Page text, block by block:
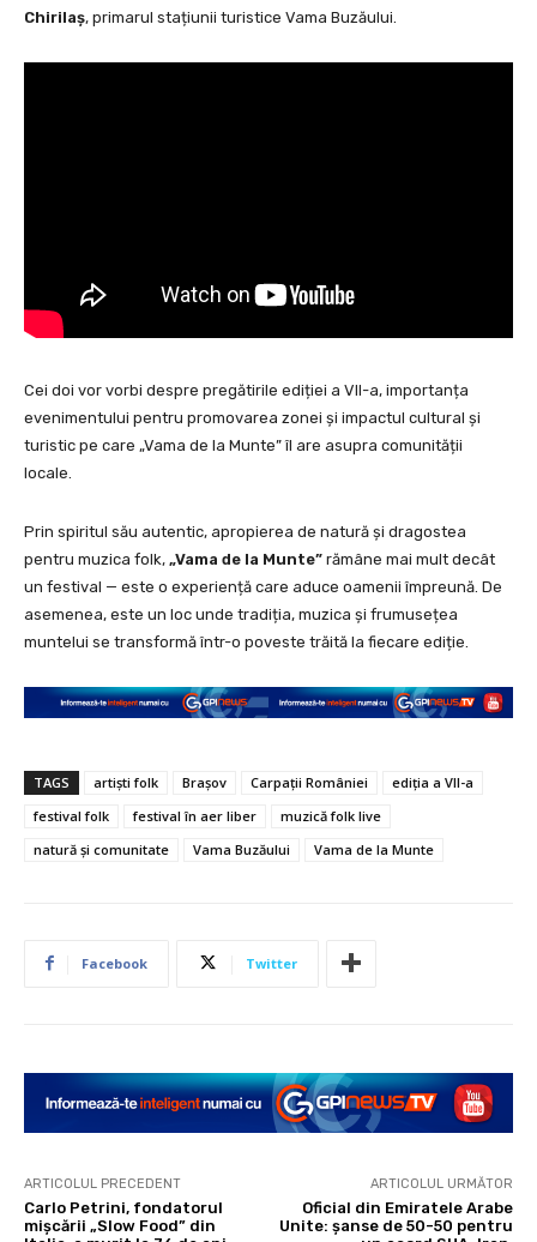
Chirilaș, primarul stațiunii turistice Vama Buzăului.
Cei doi vor vorbi despre pregătirile ediției a VII-a, importanța
evenimentului pentru promovarea zonei și impactul cultural și
turistic pe care „Vama de la Munte” îl are asupra comunității
locale.
Prin spiritul său autentic, apropierea de natură și dragostea
pentru muzica folk, „Vama de la Munte” rămâne mai mult decât
un festival — este o experiență care aduce oamenii împreună. De
asemenea, este un loc unde tradiția, muzica și frumusețea
muntelui se transformă într-o poveste trăită la fiecare ediție.
TAGS artiști folk Brașov Carpații României
ediția a VII-a
festival folk
festival în aer liber
muzică folk live
natură și comunitate
Vama Buzăului Vama de la Munte
Facebook Twitter
ARTICOLUL PRECEDENT
Carlo Petrini, fondatorul
mișcării „Slow Food” din
ARTICOLUL URMĂTOR
Oficial din Emiratele Arabe
Unite: șanse de 50-50 pentru